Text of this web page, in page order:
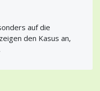
auf die
den Kasus an,